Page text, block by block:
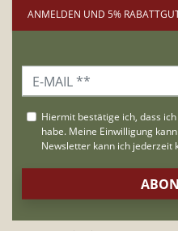
ANMELDEN UND 5%